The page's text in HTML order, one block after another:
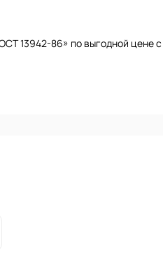
13942-86» по выгодной цене с